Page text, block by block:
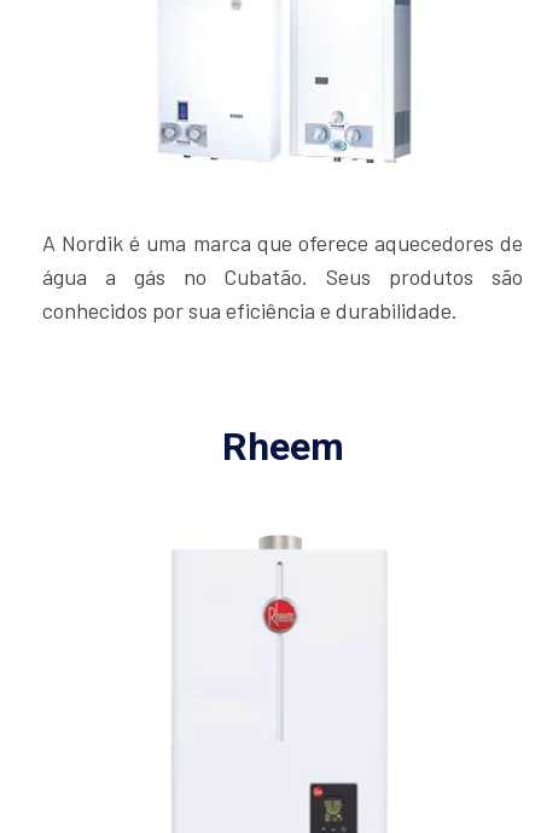
A Nordik é uma marca que oferece aquecedores de
água a gás no Cubatão. Seus produtos são
conhecidos por sua eficiência e durabilidade.
Rheem